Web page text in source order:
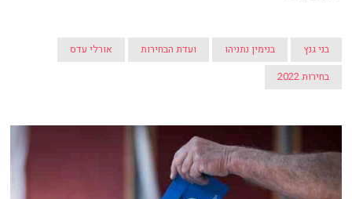
בני גנץ בנימין נתניהו ועדת הבחירות
אורלי עדס
בחירות 2022